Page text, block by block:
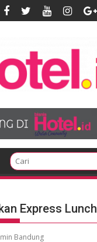
Express Lunch
Bandung